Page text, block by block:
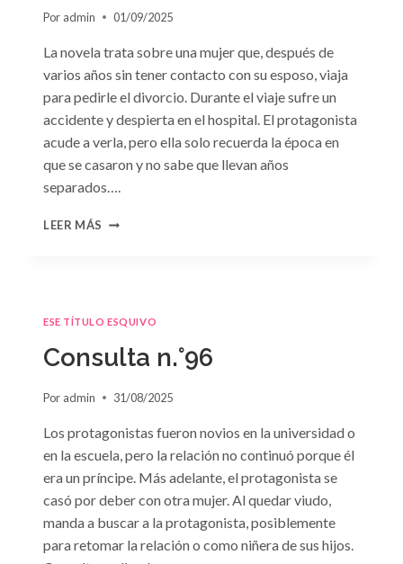
Por admin 01/09/2025
La novela trata sobre una mujer que, después de
varios años sin tener contacto con su esposo, viaja
para pedirle el divorcio. Durante el viaje sufre un
accidente y despierta en el hospital. El protagonista
acude a verla, pero ella solo recuerda la época en
que se casaron y no sabe que llevan años
separados….
LEER MÁS CONSULTA
OLVIDO»
SUSAN
ESE TÍTULO ESQUIVO
Consulta n.°96
Por admin 31/08/2025
Los protagonistas fueron novios en la universidad o
en la escuela, pero la relación no continuó porque él
era un príncipe. Más adelante, el protagonista se
casó por deber con otra mujer. Al quedar viudo,
manda a buscar a la protagonista, posiblemente
para retomar la relación o como niñera de sus hijos.